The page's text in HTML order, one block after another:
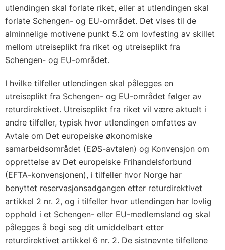
utlendingen skal forlate riket, eller at utlendingen skal
forlate Schengen- og EU-området. Det vises til de
alminnelige motivene punkt 5.2 om lovfesting av skillet
mellom utreiseplikt fra riket og utreiseplikt fra
Schengen- og EU-området.
I hvilke tilfeller utlendingen skal pålegges en
utreiseplikt fra Schengen- og EU-området følger av
returdirektivet. Utreiseplikt fra riket vil være aktuelt i
andre tilfeller, typisk hvor utlendingen omfattes av
Avtale om Det europeiske økonomiske
samarbeidsområdet (EØS-avtalen) og Konvensjon om
opprettelse av Det europeiske Frihandelsforbund
(EFTA-konvensjonen), i tilfeller hvor Norge har
benyttet reservasjonsadgangen etter returdirektivet
artikkel 2 nr. 2, og i tilfeller hvor utlendingen har lovlig
opphold i et Schengen- eller EU-medlemsland og skal
pålegges å begi seg dit umiddelbart etter
returdirektivet artikkel 6 nr. 2. De sistnevnte tilfellene